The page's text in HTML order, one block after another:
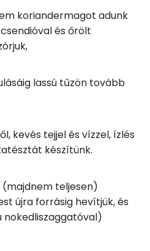
0 kcal
0 kcal
195 kcal
6.5 g
1 g
zsírsav:
zsírsav
45 mg
koriandermagot adunk
és őrölt
lassú tűzön tovább
kevés tejjel és vízzel, ízlés
készítünk.
(majdnem teljesen)
újra forrásig hevítjük, és
nokedliszaggatóval)